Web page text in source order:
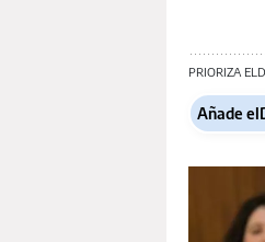
PRIORIZA
Añade